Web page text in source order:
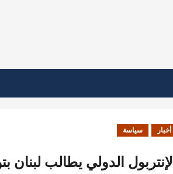
أخبار سياسة
الدولي يطالب